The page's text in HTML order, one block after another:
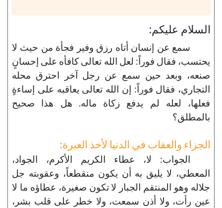
السلام عليكم:
سمع عن إنسان أتاه رزق وفير فجأة من حيث لا
يحتسب، فقال فوراً: لعل الله تعالى كافأه على إحسانٍ
صنعه، وبعد حين سمع عن رجل آخر احترق محله
التجاري، فقال فوراً: إن الله تعالى يعاقبه على إساءةٍ
فعلها، لعله لم يدفع زكاة ماله. هل هذا صحيح
بالمطلق؟
الجزاء والعقاب في الدنيا لأخذ العبرة:
الجواب: لا، عطاء الكريم الأكرم، الجواد،
المعطي، لا يليق به أن يكون منقطعاً، وعقوبته جل
جلاله وهو المنتقم الجبار لا تكون صغيرة، عطاؤه ما لا
عين رأت، ولا أذن سمعت، ولا خطر على قلب بشر،